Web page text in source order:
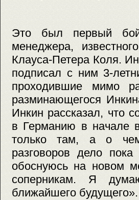
Это был первый бой
менеджера,
Клауса-Петера Коля.
подписал с ним 3-
проходившие мимо
разминающегося
Инкин рассказал, что
в Германию в начале
только там, а о
разговоров дело
обоснуюсь на новом
соперникам. Я
ближайшего будущего».